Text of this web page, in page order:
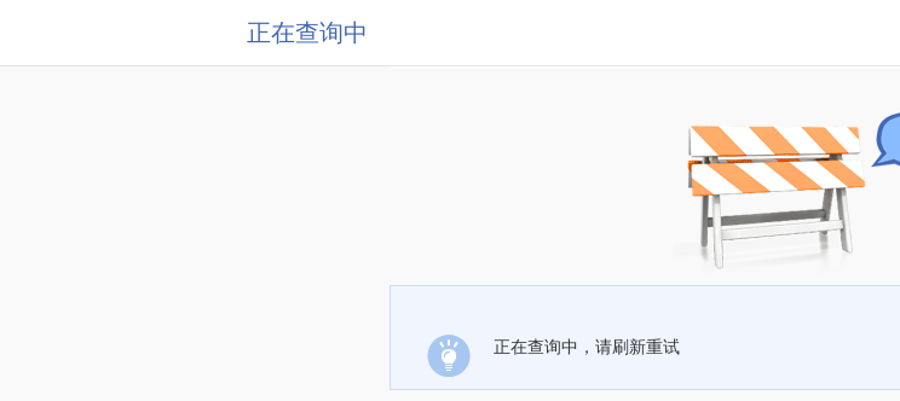
正在查询中
正在查询中，请刷新重试